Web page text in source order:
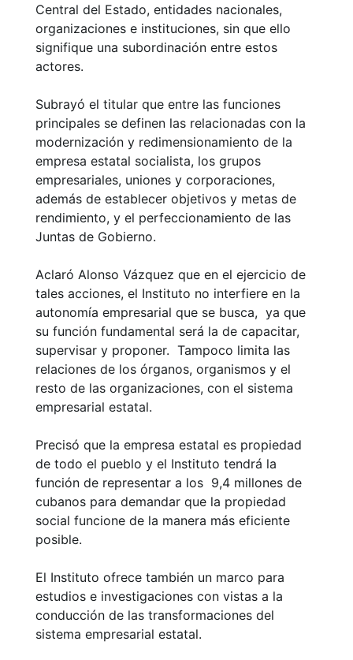
Central del Estado, entidades nacionales,
organizaciones e instituciones, sin que ello
signifique una subordinación entre estos
actores.
Subrayó el titular que entre las funciones
principales se definen las relacionadas con la
modernización y redimensionamiento de la
empresa estatal socialista, los grupos
empresariales, uniones y corporaciones,
además de establecer objetivos y metas de
rendimiento, y el perfeccionamiento de las
Juntas de Gobierno.
Aclaró Alonso Vázquez que en el ejercicio de
tales acciones, el Instituto no interfiere en la
autonomía empresarial que se busca, ya que
su función fundamental será la de capacitar,
supervisar y proponer. Tampoco limita las
relaciones de los órganos, organismos y el
resto de las organizaciones, con el sistema
empresarial estatal.
Precisó que la empresa estatal es propiedad
de todo el pueblo y el Instituto tendrá la
función de representar a los 9,4 millones de
cubanos para demandar que la propiedad
social funcione de la manera más eficiente
posible.
El Instituto ofrece también un marco para
estudios e investigaciones con vistas a la
conducción de las transformaciones del
sistema empresarial estatal.